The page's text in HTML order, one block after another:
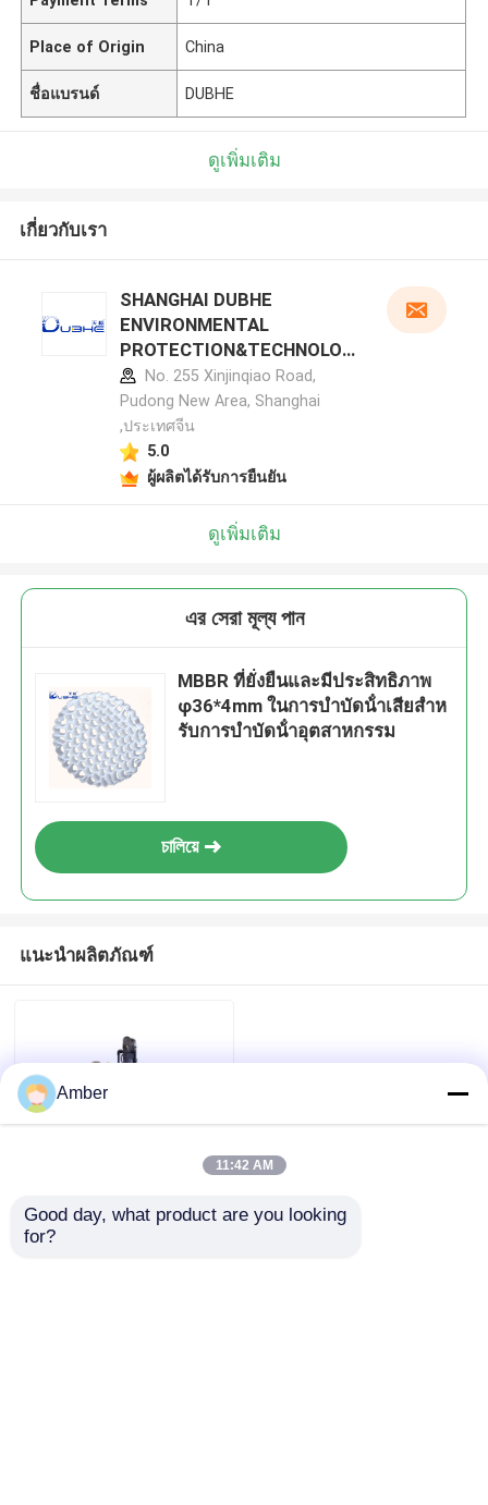
Place of Origin China
ชื่อแบรนด์ DUBHE
ดูเพิ่มเติม
เกี่ยวกับเรา
SHANGHAI DUBHE
ENVIRONMENTAL
PROTECTION&TECHNOLOG
Y CO.,LTD รายละเอียดผู้ผลิต
No. 255 Xinjinqiao Road,
Pudong New Area, Shanghai
,ประเทศจีน
5.0
ผู้ผลิตได้รับการยืนยัน
ดูเพิ่มเติม
এর সেরা মূল্য পান
MBBR ที่ยั่งยืนและมีประสิทธิภาพ
φ36*4mm ในการบําบัดน้ําเสียสําห
รับการบําบัดน้ําอุตสาหกรรม
চালিয়ে
แนะนำผลิตภัณฑ์
ระบบปริมาณกรดสี่เหลี่
ยมสําหรับการทําความ
Amber
11:42 AM
Good day, what product are you looking
for?